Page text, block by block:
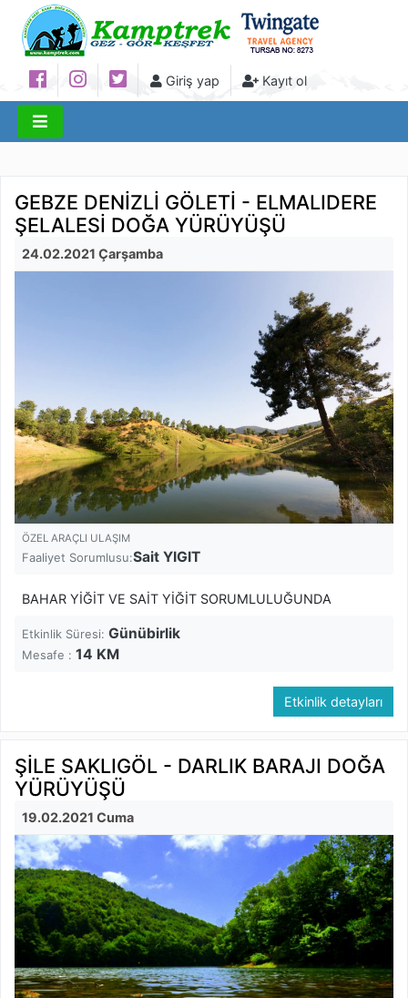
Giriş yap Kayıt ol
GEBZE DENİZLİ GÖLETİ - ELMALIDERE
ŞELALESİ DOĞA YÜRÜYÜŞÜ
24.02.2021 Çarşamba
ÖZEL ARAÇLI ULAŞIM
Faaliyet Sorumlusu:Sait YIGIT
BAHAR YİĞİT VE SAİT YİĞİT SORUMLULUĞUNDA
Etkinlik Süresi: Günübirlik
Mesafe : 14 KM
Etkinlik detayları
ŞİLE SAKLIGÖL - DARLIK BARAJI DOĞA
YÜRÜYÜŞÜ
19.02.2021 Cuma